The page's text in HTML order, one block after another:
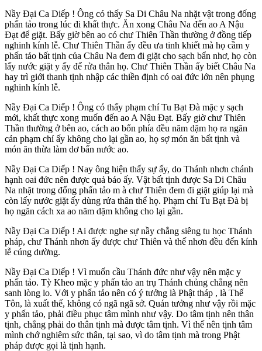
Nầy Ðại Ca Diếp ! Ông có thấy Sa Di Châu Na nhặt vật trong đống
phấn tảo trong lúc đi khất thực. Ăn xong Châu Na đến ao A Nậu
Ðạt để giặt. Bấy giờ bên ao có chư Thiên Thần thường ở đồng tiếp
nghinh kính lễ. Chư Thiên Thần ấy đều ưa tinh khiết mà họ cầm y
phấn tảo bất tịnh của Châu Na đem đi giặt cho sạch bẩn nhơ, họ còn
lấy nước giặt y ấy để rửa thân họ. Chư Thiên Thần ấy biết Châu Na
hay trì giới thanh tịnh nhập các thiền định có oai đức lớn nên phụng
nghinh kính lễ.
Nầy Ðại Ca Diếp ! Ông có thấy phạm chí Tu Bạt Ðà mặc y sạch
mới, khất thực xong muốn đến ao A Nậu Ðạt. Bấy giờ chư Thiên
Thần thường ở bên ao, cách ao bốn phía đều năm dặm họ ra ngăn
cản phạm chí ấy không cho lại gần ao, họ sợ món ăn bất tịnh và
món ăn thừa làm dơ bẩn nước ao.
Nầy Ðại Ca Diếp ! Nay ông hiện thấy sự ấy, do Thánh nhơn chánh
hạnh oai đức nên được quả báo ấy. Vật bất tịnh được Sa Di Châu
Na nhặt trong đống phấn tảo m à chư Thiên đem đi giặt giúp lại mà
còn lấy nước giặt ấy dùng rửa thân thể họ. Phạm chí Tu Bạt Ðà bị
họ ngăn cách xa ao năm dặm không cho lại gần.
Nầy Ðại Ca Diếp ! Ai được nghe sự nầy chẳng siêng tu học Thánh
pháp, chư Thánh nhơn ấy được chư Thiên và thế nhơn đều đến kính
lễ cúng dường.
Nầy Ðại Ca Diếp ! Vì muốn cầu Thánh đức như vậy nên mặc y
phấn tảo. Tỳ Kheo mặc y phấn tảo an trụ Thánh chủng chẳng nên
sanh lòng lo. Với y phấn tảo nên có ý tưởng là Phật tháp , là Thế
Tôn, là xuất thế, không có ngã ngã sở. Quán tưởng như vậy rồi mặc
y phấn tảo, phải điều phục tâm mình như vậy. Do tâm tịnh nên thân
tịnh, chẳng phải do thân tịnh mà được tâm tịnh. Vì thế nên tịnh tâm
mình chớ nghiêm sức thân, tại sao, vì do tâm tịnh mà trong Phật
pháp được gọi là tịnh hạnh.